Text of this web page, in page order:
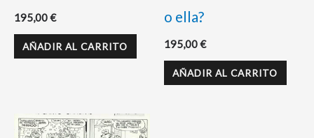
195,00€
AÑADIR AL CARRITO
o ella?
195,00€
AÑADIR AL CARRITO